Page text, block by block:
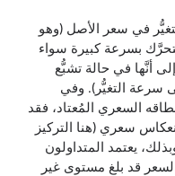
في سعر الأصل (وهو
بسرعة كبيرة سواء
أنَّها في حالة تشبُّع
سرعة التغيُّر). وفي
السعري المُعتاد، فقد
سعري (هنا التركيز
يعتمد المتداولون
قد بلغ مستوى غير